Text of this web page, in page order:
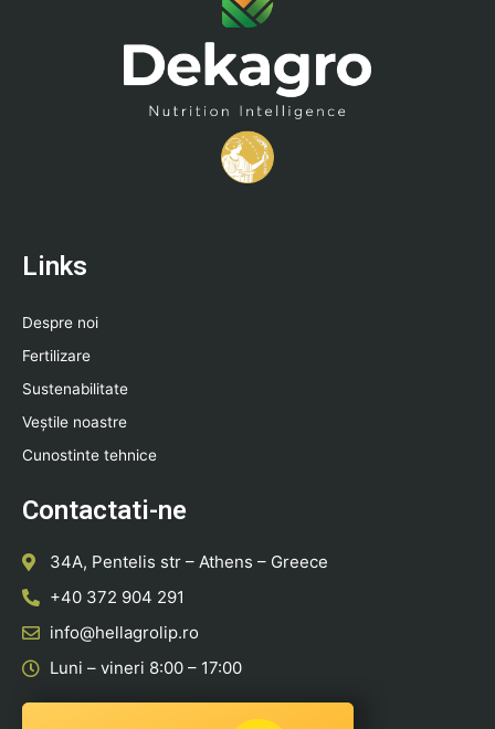
Links
Despre noi
Fertilizare
Sustenabilitate
Veștile noastre
Cunostinte tehnice
Contactati-ne
34A, Pentelis str – Athens – Greece
+40 372 904 291
info@hellagrolip.ro
Luni – vineri 8:00 – 17:00